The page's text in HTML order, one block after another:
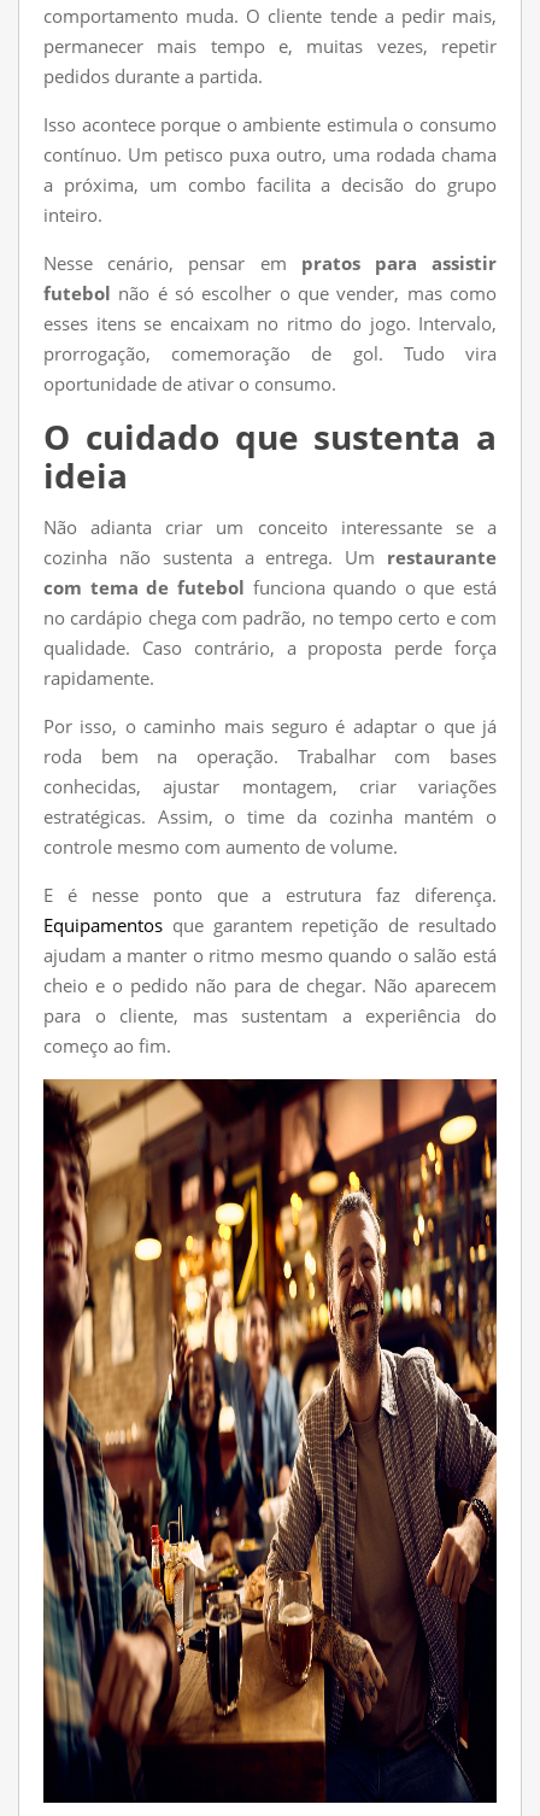
comportamento muda. O cliente tende a pedir mais,
permanecer mais tempo e, muitas vezes, repetir
pedidos durante a partida.
Isso acontece porque o ambiente estimula o consumo
contínuo. Um petisco puxa outro, uma rodada chama
a próxima, um combo facilita a decisão do grupo
inteiro.
Nesse cenário, pensar em pratos para assistir
futebol não é só escolher o que vender, mas como
esses itens se encaixam no ritmo do jogo. Intervalo,
prorrogação, comemoração de gol. Tudo vira
oportunidade de ativar o consumo.
O cuidado que sustenta a
ideia
Não adianta criar um conceito interessante se a
cozinha não sustenta a entrega. Um restaurante
com tema de futebol funciona quando o que está
no cardápio chega com padrão, no tempo certo e com
qualidade. Caso contrário, a proposta perde força
rapidamente.
Por isso, o caminho mais seguro é adaptar o que já
roda bem na operação. Trabalhar com bases
conhecidas, ajustar montagem, criar variações
estratégicas. Assim, o time da cozinha mantém o
controle mesmo com aumento de volume.
E é nesse ponto que a estrutura faz diferença.
Equipamentos que garantem repetição de resultado
ajudam a manter o ritmo mesmo quando o salão está
cheio e o pedido não para de chegar. Não aparecem
para o cliente, mas sustentam a experiência do
começo ao fim.